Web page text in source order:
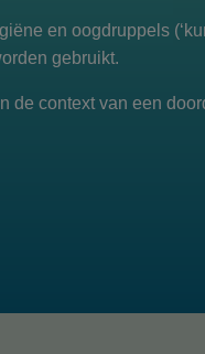
en oogdruppels
gebruikt.
de context van een